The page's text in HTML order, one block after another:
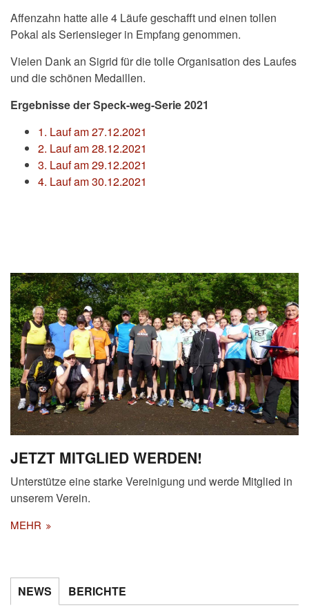
Affenzahn hatte alle 4 Läufe geschafft und einen tollen
Pokal als Seriensieger in Empfang genommen.
Vielen Dank an Sigrid für die tolle Organisation des Laufes
und die schönen Medaillen.
Ergebnisse der Speck-weg-Serie 2021
1. Lauf am 27.12.2021
2. Lauf am 28.12.2021
3. Lauf am 29.12.2021
4. Lauf am 30.12.2021
JETZT MITGLIED WERDEN!
Unterstütze eine starke Vereinigung und werde Mitglied in
unserem Verein.
MEHR
NEWS BERICHTE